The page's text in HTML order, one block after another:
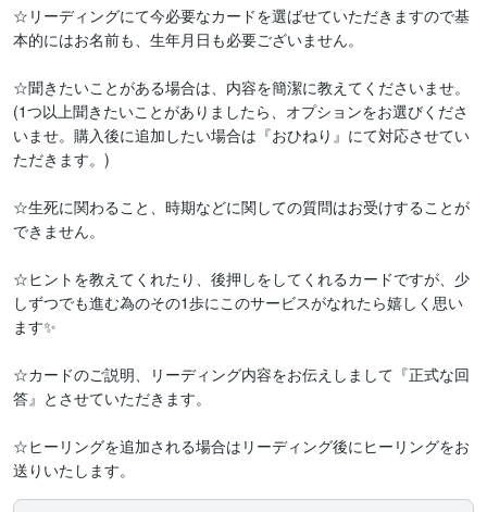
☆リーディングにて今必要なカードを選ばせていただきますので基
本的にはお名前も、生年月日も必要ございません。
☆聞きたいことがある場合は、内容を簡潔に教えてくださいませ。
(1つ以上聞きたいことがありましたら、オプションをお選びくださ
いませ。購入後に追加したい場合は『おひねり』にて対応させてい
ただきます。)
☆生死に関わること、時期などに関しての質問はお受けすることが
できません。
☆ヒントを教えてくれたり、後押しをしてくれるカードですが、少
しずつでも進む為のその1歩にこのサービスがなれたら嬉しく思い
ます✨
☆カードのご説明、リーディング内容をお伝えしまして『正式な回
答』とさせていただきます。
☆ヒーリングを追加される場合はリーディング後にヒーリングをお
送りいたします。